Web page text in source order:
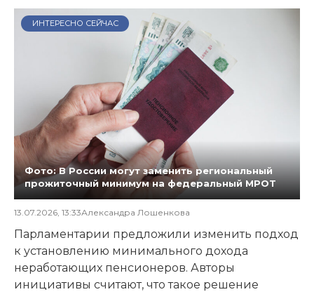
ИНТЕРЕСНО СЕЙЧАС
Фото: В России могут заменить региональный
прожиточный минимум на федеральный МРОТ
13.07.2026, 13:33Александра Лошенкова
Парламентарии предложили изменить подход
к установлению минимального дохода
неработающих пенсионеров. Авторы
инициативы считают, что такое решение